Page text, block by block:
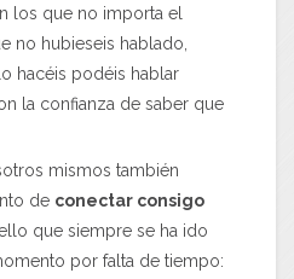
los que no importa el
no hubieseis hablado,
hacéis podéis hablar
la confianza de saber que
mismos también
de conectar consigo
que siempre se ha ido
por falta de tiempo: